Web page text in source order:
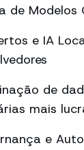
de Modelos
e IA
de
mais
e